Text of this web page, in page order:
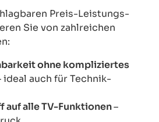
Preis-Leistungs-
Sie von zahlreichen
ohne kompliziertes
ideal auch für Technik-
auf alle TV-Funktionen–